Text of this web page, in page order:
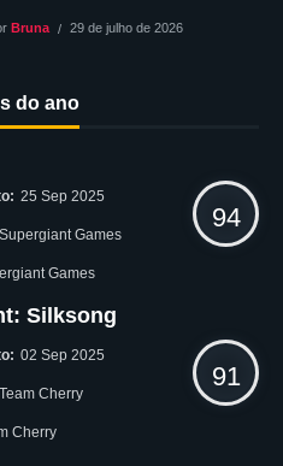
Bruna 29 de julho de 2026
do ano
25 Sep 2025
Supergiant Games
Games
94
Silksong
02 Sep 2025
Team Cherry
Cherry
91